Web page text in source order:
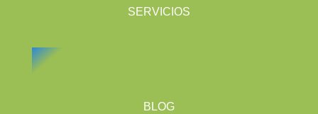
SERVICIOS
BLOG